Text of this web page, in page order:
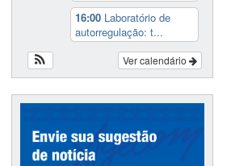
16:00 Laboratório de
autorregulação: t...
Ver calendário